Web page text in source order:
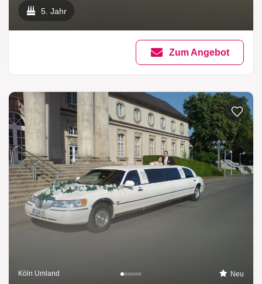
5. Jahr
Zum Angebot
Zur
Köln Umland Neu